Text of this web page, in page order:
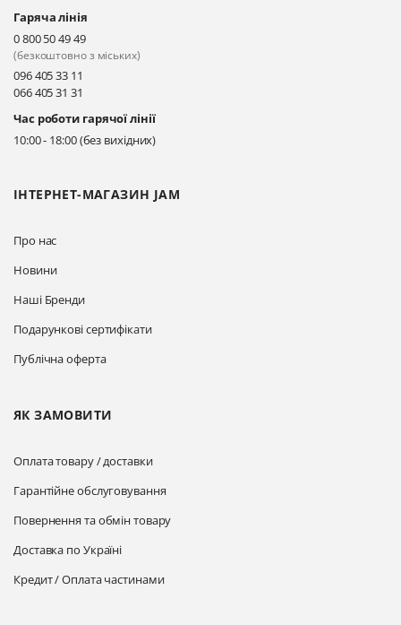
ІНТЕРНЕТ-МАГАЗИН JAM
Про нас
Новини
Наші Бренди
Подарункові сертифікати
Публічна оферта
ЯК ЗАМОВИТИ
Оплата товару / доставки
Гарантійне обслуговування
Повернення та обмін товару
Доставка по Україні
Кредит / Оплата частинами
Гаряча лінія
0 800 50 49 49
(безкоштовно з міських)
096 405 33 11
066 405 31 31
Час роботи гарячої лінії
10:00 - 18:00 (без вихідних)